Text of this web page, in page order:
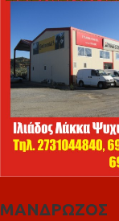
ΜΑΝΔΡΩΖΟΣ